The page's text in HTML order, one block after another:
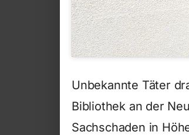
Unbekannte Täter
Bibliothek an der
Sachschaden in